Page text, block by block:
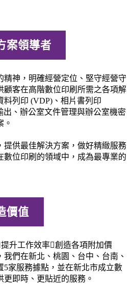
案領導者
精神，明確經營定位、堅守經營守
顧客在高階數位印刷所需之各項解
料列印 (VDP)、相片書列印
出、辦公室文件管理與辦公室機密
。
提供最佳解決方案，做好精緻服務
數位印刷的領域中，成為最專業的
價值
升工作效率創造各項附加價
們在新北、桃園、台中、台南、
5家服務據點，並在新北市成立數
即時、更貼近的服務。